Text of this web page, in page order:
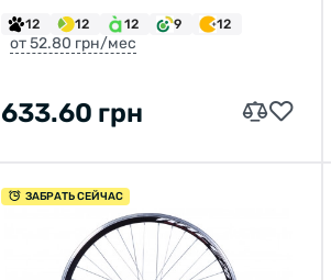
12 12 12 9 12
от 52.80 грн/мес
633.60 грн
ЗАБРАТЬ СЕЙЧАС